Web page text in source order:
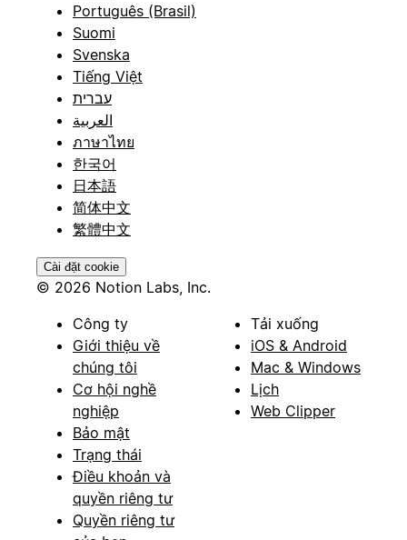
Português (Brasil)
Suomi
Svenska
Tiếng Việt
עברית
العربية
ภาษาไทย
한국어
日本語
简体中文
繁體中文
Cài đặt cookie
© 2026 Notion Labs, Inc.
Công ty
Giới thiệu về
chúng tôi
Cơ hội nghề
nghiệp
Bảo mật
Trạng thái
Điều khoản và
quyền riêng tư
Quyền riêng tư
Tải xuống
iOS & Android
Mac & Windows
Lịch
Web Clipper